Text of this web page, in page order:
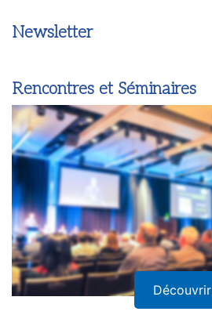
Newsletter
Rencontres et Séminaires
Découvrir